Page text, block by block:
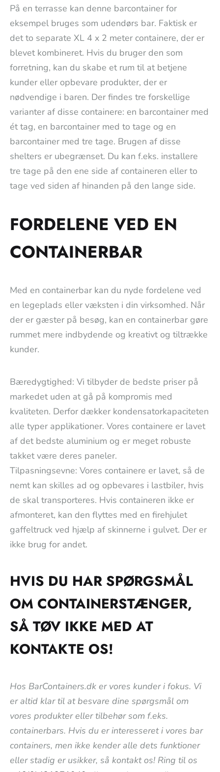
På en terrasse kan denne barcontainer for
eksempel bruges som udendørs bar. Faktisk er
det to separate XL 4 x 2 meter containere, der er
blevet kombineret. Hvis du bruger den som
forretning, kan du skabe et rum til at betjene
kunder eller opbevare produkter, der er
nødvendige i baren. Der findes tre forskellige
varianter af disse containere: en barcontainer med
ét tag, en barcontainer med to tage og en
barcontainer med tre tage. Brugen af disse
shelters er ubegrænset. Du kan f.eks. installere
tre tage på den ene side af containeren eller to
tage ved siden af hinanden på den lange side.
FORDELENE VED EN
CONTAINERBAR
Med en containerbar kan du nyde fordelene ved
en legeplads eller væksten i din virksomhed. Når
der er gæster på besøg, kan en containerbar gøre
rummet mere indbydende og kreativt og tiltrække
kunder.
Bæredygtighed: Vi tilbyder de bedste priser på
markedet uden at gå på kompromis med
kvaliteten. Derfor dækker kondensatorkapaciteten
alle typer applikationer. Vores containere er lavet
af det bedste aluminium og er meget robuste
takket være deres paneler.
Tilpasningsevne: Vores containere er lavet, så de
nemt kan skilles ad og opbevares i lastbiler, hvis
de skal transporteres. Hvis containeren ikke er
afmonteret, kan den flyttes med en firehjulet
gaffeltruck ved hjælp af skinnerne i gulvet. Der er
ikke brug for andet.
HVIS DU HAR SPØRGSMÅL
OM CONTAINERSTÆNGER,
SÅ TØV IKKE MED AT
KONTAKTE OS!
Hos BarContainers.dk er vores kunder i fokus. Vi
er altid klar til at besvare dine spørgsmål om
vores produkter eller tilbehør som f.eks.
containerbars. Hvis du er interesseret i vores bar
containers, men ikke kender alle dets funktioner
eller stadig er usikker, så kontakt os! Ring til os